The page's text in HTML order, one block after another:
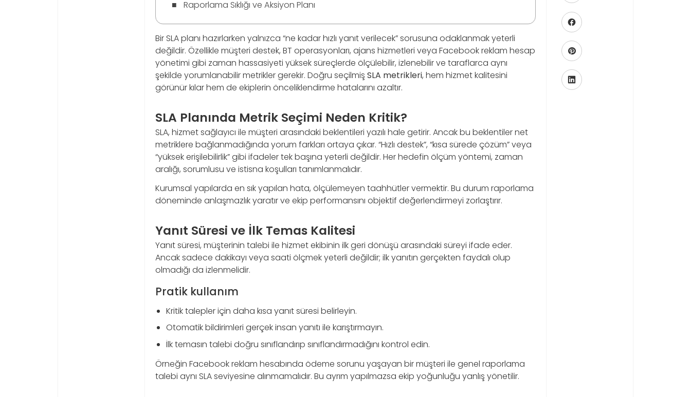
Raporlama Sıklığı ve Aksiyon Planı
Bir SLA planı hazırlarken yalnızca “ne kadar hızlı yanıt verilecek” sorusuna odaklanmak yeterli
değildir. Özellikle müşteri destek, BT operasyonları, ajans hizmetleri veya Facebook reklam hesap
yönetimi gibi zaman hassasiyeti yüksek süreçlerde ölçülebilir, izlenebilir ve taraflarca aynı
şekilde yorumlanabilir metrikler gerekir. Doğru seçilmiş SLA metrikleri, hem hizmet kalitesini
görünür kılar hem de ekiplerin önceliklendirme hatalarını azaltır.
SLA Planında Metrik Seçimi Neden Kritik?
SLA, hizmet sağlayıcı ile müşteri arasındaki beklentileri yazılı hale getirir. Ancak bu beklentiler net
metriklere bağlanmadığında yorum farkları ortaya çıkar. “Hızlı destek”, “kısa sürede çözüm” veya
“yüksek erişilebilirlik” gibi ifadeler tek başına yeterli değildir. Her hedefin ölçüm yöntemi, zaman
aralığı, sorumlusu ve istisna koşulları tanımlanmalıdır.
Kurumsal yapılarda en sık yapılan hata, ölçülemeyen taahhütler vermektir. Bu durum raporlama
döneminde anlaşmazlık yaratır ve ekip performansını objektif değerlendirmeyi zorlaştırır.
Yanıt Süresi ve İlk Temas Kalitesi
Yanıt süresi, müşterinin talebi ile hizmet ekibinin ilk geri dönüşü arasındaki süreyi ifade eder.
Ancak sadece dakikayı veya saati ölçmek yeterli değildir; ilk yanıtın gerçekten faydalı olup
olmadığı da izlenmelidir.
Pratik kullanım
Kritik talepler için daha kısa yanıt süresi belirleyin.
Otomatik bildirimleri gerçek insan yanıtı ile karıştırmayın.
İlk temasın talebi doğru sınıflandırıp sınıflandırmadığını kontrol edin.
Örneğin Facebook reklam hesabında ödeme sorunu yaşayan bir müşteri ile genel raporlama
talebi aynı SLA seviyesine alınmamalıdır. Bu ayrım yapılmazsa ekip yoğunluğu yanlış yönetilir.